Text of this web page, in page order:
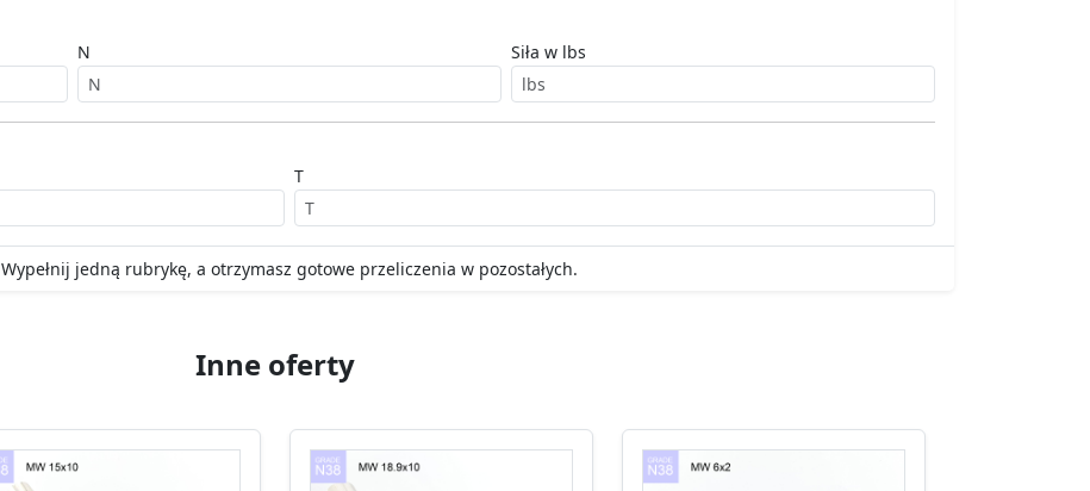
N Siła w lbs
T
Wypełnij jedną rubrykę, a otrzymasz gotowe przeliczenia w pozostałych.
Inne oferty